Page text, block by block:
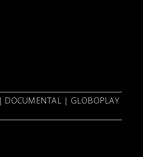
DOCUMENTAL | GLOBOPLAY